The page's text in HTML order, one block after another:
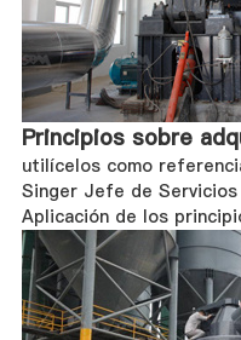
Principios sobre
utilícelos como
Singer Jefe de Servicios
Aplicación de los